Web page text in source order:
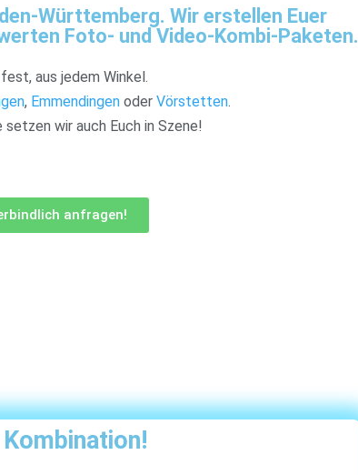
Württemberg. Wir erstellen Euer
Foto- und Video-Kombi-Paketen.
aus jedem Winkel.
, Emmendingen oder Vörstetten.
setzen wir auch Euch in Szene!
anfragen!